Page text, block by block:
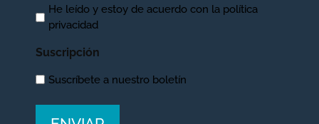
Aviso
Legal*
He leído y estoy de acuerdo con la política
privacidad
Suscripción
Suscríbete a nuestro boletín